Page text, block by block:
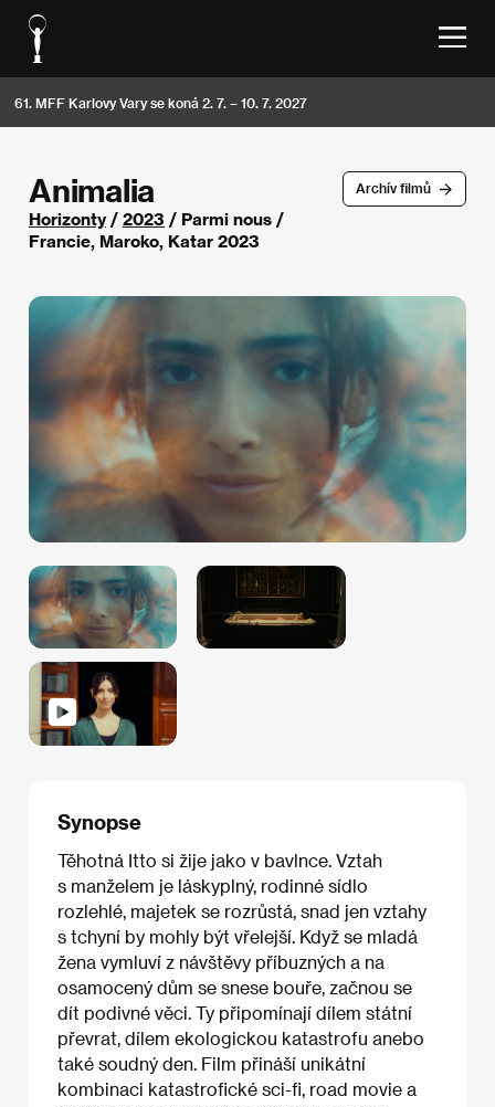
61. MFF Karlovy Vary se koná 2. 7. – 10. 7. 2027
Archív filmů
Animalia
Horizonty/ 2023 / Parmi nous /
Francie, Maroko, Katar 2023
Synopse
Těhotná Itto si žije jako v bavlnce. Vztah
s manželem je láskyplný, rodinné sídlo
rozlehlé, majetek se rozrůstá, snad jen vztahy
s tchyní by mohly být vřelejší. Když se mladá
žena vymluví z návštěvy příbuzných a na
osamocený dům se snese bouře, začnou se
dít podivné věci. Ty připomínají dílem státní
převrat, dílem ekologickou katastrofu anebo
také soudný den. Film přináší unikátní
kombinaci katastrofické sci-fi, road movie a